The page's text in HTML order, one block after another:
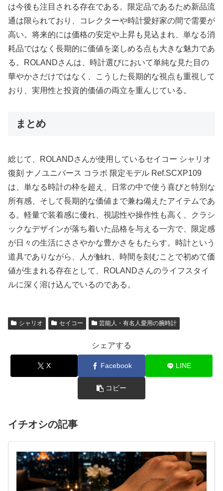
は今後も注目される存在である。限定品であるため新品流
通は限られており、コレクターや時計愛好家の間で需要が
高い。将来的には価格の安定や上昇も見込まれ、単なる消
耗品ではなく長期的に価値を楽しめる点も大きな魅力であ
る。ROLANDさんは、時計選びにおいて単純な見た目の
華やかさだけではなく、こうした長期的な視点も重視して
おり、実用性と投資的価値の両立を重んじている。
まとめ
総じて、ROLANDさんが使用しているセイコー シャリオ
復刻 ナノユニバース コラボ 限定モデル Ref.SCXP109
は、単なる時計の枠を超え、日常の中で使う喜びと特別な
所有感、そして長期的な価値まで兼ね備えたアイテムであ
る。軽量で装着感に優れ、視認性や操作性も高く、クラシ
ックなデザインが落ち着いた品格を与える一方で、限定感
が日々の生活にささやかな豊かさをもたらす。時計という
道具でありながら、人が触れ、時間を刻むことで初めて価
値が生まれる存在として、ROLANDさんのライフスタイ
ルに深く溶け込んでいるのである。
シャリオ セイコー 芸能人・有名人愛用の腕時計
シェアする
X Facebook LINE
コピー
イチオシの記事